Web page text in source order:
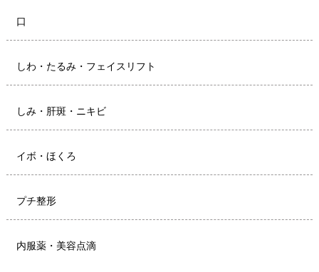
口
しわ・たるみ・フェイスリフト
しみ・肝斑・ニキビ
イボ・ほくろ
プチ整形
内服薬・美容点滴